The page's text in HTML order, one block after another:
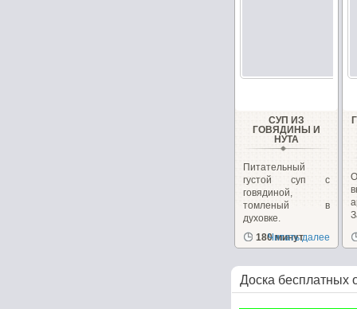
СУП ИЗ
ГОВЯДИНЫ И
НУТА
Питательный
густой суп с
говядиной,
томленый в
духовке.
180 минут
Читать далее
Доска бесплатных